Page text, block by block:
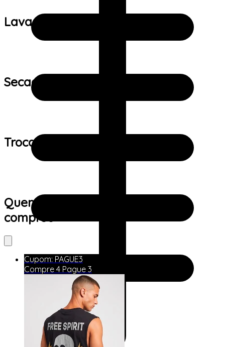
Lavagem:
Secagem:
Trocas e devoluções:
Quem viu este produto também
comprou